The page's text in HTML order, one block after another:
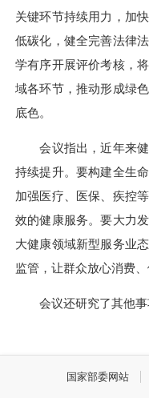
关键环节持续用力，加
低碳化，健全完善法律
学有序开展评价考核，
域各环节，推动形成绿
底色。
会议指出，近年来健
持续提升。要构建全生
加强医疗、医保、疾控
效的健康服务。要大力
大健康领域新型服务业
监管，让群众放心消费、
会议还研究了其他事
国家部委网站